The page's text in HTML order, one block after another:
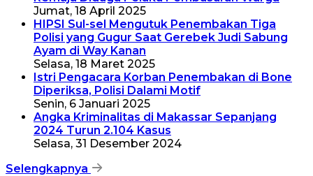
Jumat, 18 April 2025
HIPSI Sul-sel Mengutuk Penembakan Tiga
Polisi yang Gugur Saat Gerebek Judi Sabung
Ayam di Way Kanan
Selasa, 18 Maret 2025
Istri Pengacara Korban Penembakan di Bone
Diperiksa, Polisi Dalami Motif
Senin, 6 Januari 2025
Angka Kriminalitas di Makassar Sepanjang
2024 Turun 2.104 Kasus
Selasa, 31 Desember 2024
Selengkapnya